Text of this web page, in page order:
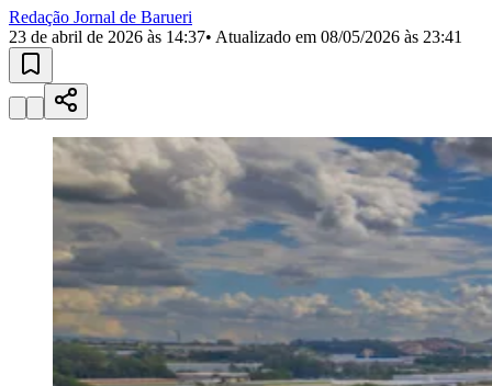
Selecione sua região Para notícias da sua região
Aldeia
JubranBelval
Vista Califórnia
RegiãoCotia
MilitarItapeviJandiraJardim AudirJardim BelvalJardim
Jardim dos Altos Jardim dos CamargosJardim
EsperançaJardim GrazielaJardim Iracema Jardim ItaquitiJardim
Jardim Líbano Jardim Maria Cristina Jardim Maria HelenaJardim
Jardim Paraíso Jardim Paulista Jardim ReginaliceJardim São
Jardim São Pedro Jardim São Silvestre Jardim SilveiraJardim
Jardim Tupanci MutingaNova Aldeinha Osasco
Camargos
Parque Imperial Parque Santa LuziaParque VianaPirapora
do Bom JesusRecanto PhrynéaSantana de
ParnaíbaSilveira Vale do SolVila BarrosVila Boa VistaVila
do CondeVila Engenho Novo Vila MárciaVila Nossa Sra. da
Vila PortoVotupoca
Para Sua Empresa
Redação Jornal de Barueri
23 de abril de 2026 às 14:37• Atualizado em 08/05/2026 às 23:41